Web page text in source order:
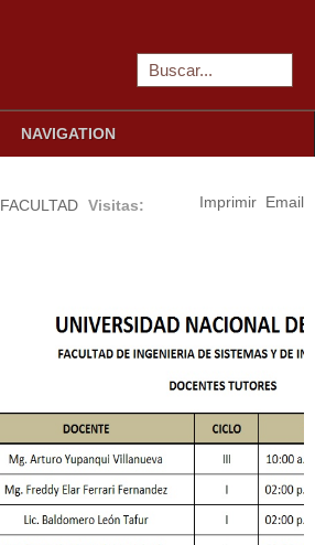
NAVIGATION
Imprimir Email
FACULTAD Visitas: